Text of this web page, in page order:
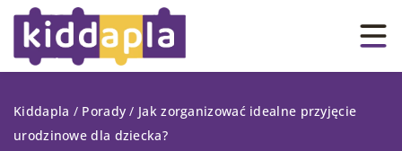
Kiddapla / Porady / Jak zorganizować idealne przyjęcie
urodzinowe dla dziecka?